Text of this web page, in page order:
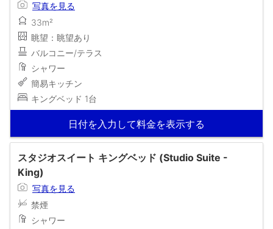
写真を見る
33m²
眺望：眺望あり
バルコニー/テラス
シャワー
簡易キッチン
キングベッド 1台
日付を入力して料金を表示する
スタジオスイート キングベッド (Studio Suite -
King)
写真を見る
禁煙
シャワー